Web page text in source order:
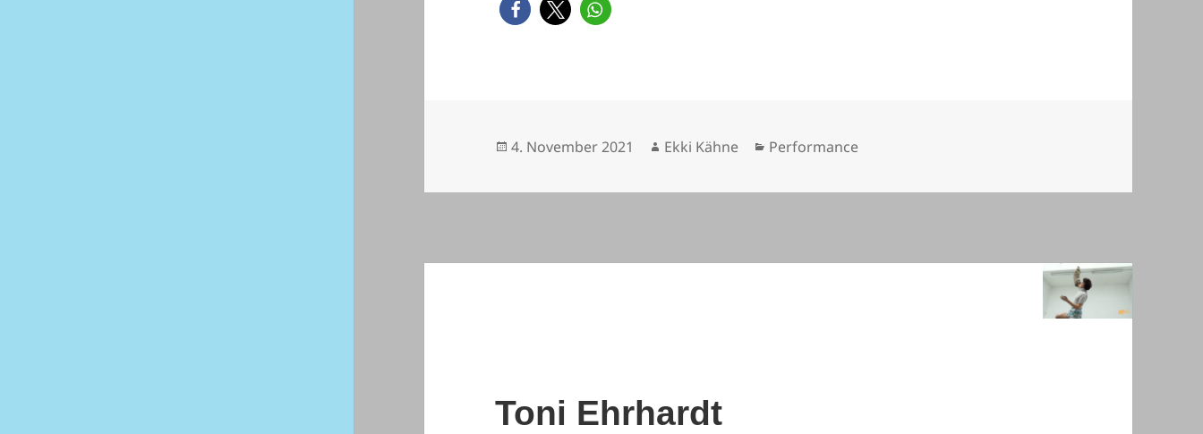
Veröffentlicht
4. November 2021 Autor
Ekki Kähne Kategorien
Performance
Toni Ehrhardt